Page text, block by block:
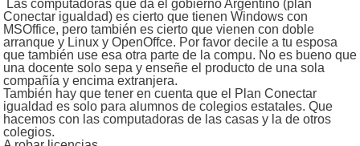
Las computadoras que da el gobierno Argentino (plan
Conectar igualdad) es cierto que tienen Windows con
MSOffice, pero también es cierto que vienen con doble
arranque y Linux y OpenOffce. Por favor decile a tu esposa
que también use esa otra parte de la compu. No es bueno que
una docente solo sepa y enseñe el producto de una sola
compañía y encima extranjera.
También hay que tener en cuenta que el Plan Conectar
igualdad es solo para alumnos de colegios estatales. Que
hacemos con las computadoras de las casas y la de otros
colegios.